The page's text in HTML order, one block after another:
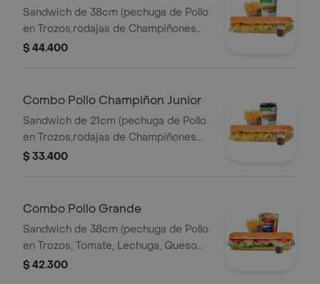
Sandwich de 38cm (pechuga de Pollo
en Trozos,rodajas de Champiñones
Salteados,lechuga,queso Amarillo y
$ 44.400
Combo Pollo Champiñon Junior
Sandwich de 21cm (pechuga de Pollo
en Trozos,rodajas de Champiñones
Salteados,lechuga,queso Amarillo y
$ 33.400
Combo Pollo Grande
Sandwich de 38cm (pechuga de Pollo
en Trozos, Tomate, Lechuga, Queso
Mozzarella y Mayonesa) Papa
$ 42.300